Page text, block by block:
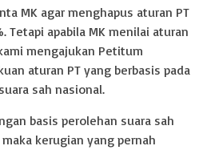
MK agar menghapus aturan PT
Tetapi apabila MK menilai aturan
mengajukan Petitum
aturan PT yang berbasis pada
sah nasional.
basis perolehan suara sah
kerugian yang pernah